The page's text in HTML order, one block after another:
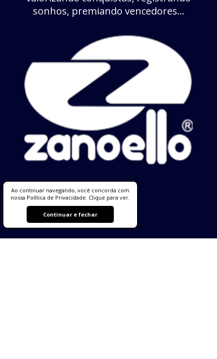
sonhos, premiando vencedores...
Ao continuar navegando, você concorda com
nossa Política de Privacidade. Clique para ver.
Continuar e fechar